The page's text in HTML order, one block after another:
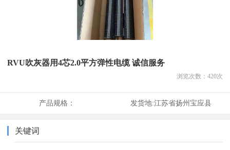
RVU吹灰器用4芯2.0平方弹性电缆 诚信服务
浏览次数： 420次
产品规格： 发货地:江苏省扬州宝应县
关键词